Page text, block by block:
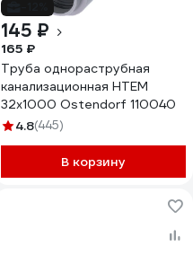
145 ₽
165 ₽
Труба однораструбная
канализационная HTEM
32х1000 Ostendorf 110040
4.8(445)
В корзину